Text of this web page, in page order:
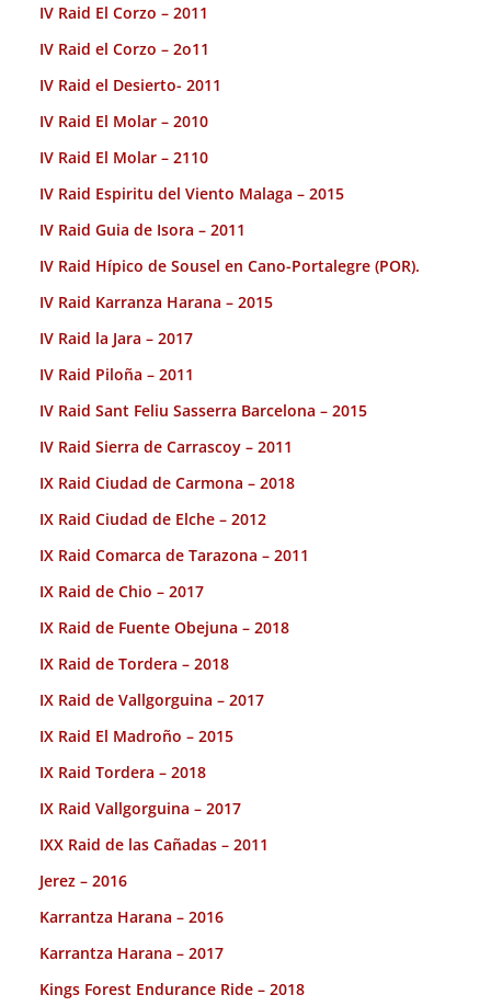
IV Raid El Corzo – 2011
IV Raid el Corzo – 2o11
IV Raid el Desierto- 2011
IV Raid El Molar – 2010
IV Raid El Molar – 2110
IV Raid Espiritu del Viento Malaga – 2015
IV Raid Guia de Isora – 2011
IV Raid Hípico de Sousel en Cano-Portalegre (POR).
IV Raid Karranza Harana – 2015
IV Raid la Jara – 2017
IV Raid Piloña – 2011
IV Raid Sant Feliu Sasserra Barcelona – 2015
IV Raid Sierra de Carrascoy – 2011
IX Raid Ciudad de Carmona – 2018
IX Raid Ciudad de Elche – 2012
IX Raid Comarca de Tarazona – 2011
IX Raid de Chio – 2017
IX Raid de Fuente Obejuna – 2018
IX Raid de Tordera – 2018
IX Raid de Vallgorguina – 2017
IX Raid El Madroño – 2015
IX Raid Tordera – 2018
IX Raid Vallgorguina – 2017
IXX Raid de las Cañadas – 2011
Jerez – 2016
Karrantza Harana – 2016
Karrantza Harana – 2017
Kings Forest Endurance Ride – 2018